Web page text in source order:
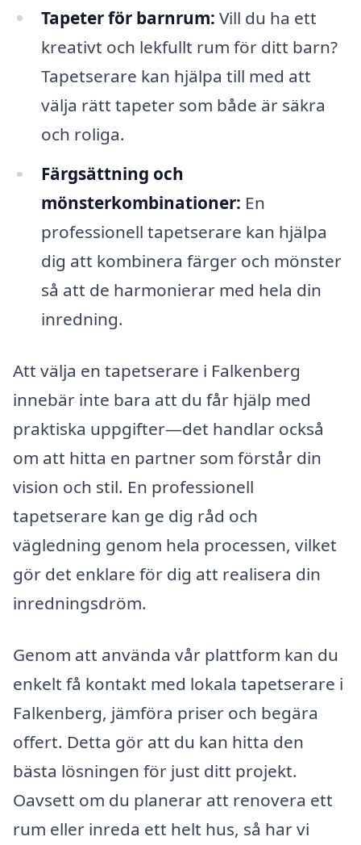
Tapeter för barnrum: Vill du ha ett
kreativt och lekfullt rum för ditt barn?
Tapetserare kan hjälpa till med att
välja rätt tapeter som både är säkra
och roliga.
Färgsättning och
mönsterkombinationer: En
professionell tapetserare kan hjälpa
dig att kombinera färger och mönster
så att de harmonierar med hela din
inredning.
Att välja en tapetserare i Falkenberg
innebär inte bara att du får hjälp med
praktiska uppgifter—det handlar också
om att hitta en partner som förstår din
vision och stil. En professionell
tapetserare kan ge dig råd och
vägledning genom hela processen, vilket
gör det enklare för dig att realisera din
inredningsdröm.
Genom att använda vår plattform kan du
enkelt få kontakt med lokala tapetserare i
Falkenberg, jämföra priser och begära
offert. Detta gör att du kan hitta den
bästa lösningen för just ditt projekt.
Oavsett om du planerar att renovera ett
rum eller inreda ett helt hus, så har vi